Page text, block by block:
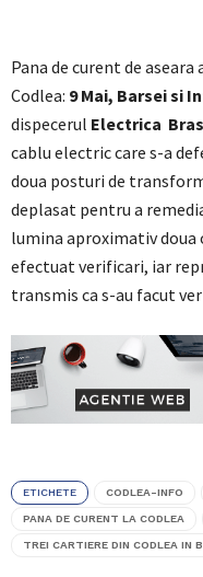
Pana de curent de
Codlea: 9 Mai, Barsei si
dispecerul Electrica
cablu electric care s-a
doua posturi de
deplasat pentru a
lumina aproximativ doua
efectuat verificari, iar
transmis ca s-au facut
ETICHETE CODLEA-INFO
PANA DE CURENT LA CODLEA
TREI CARTIERE DIN CODLEA IN